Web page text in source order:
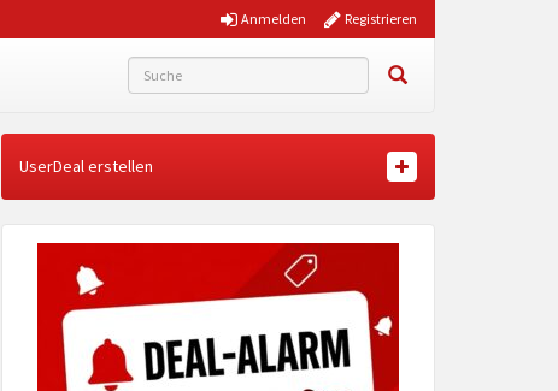
Registrieren
Anmelden
UserDeal erstellen